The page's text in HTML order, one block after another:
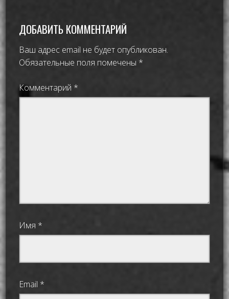
ДОБАВИТЬ КОММЕНТАРИЙ
Ваш адрес email не будет опубликован.
Обязательные поля помечены *
Комментарий *
Имя *
Email *